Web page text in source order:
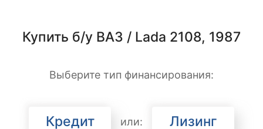
Купить б/у ВАЗ / Lada 2108, 1987
Выберите тип финансирования:
Кредит или: Лизинг